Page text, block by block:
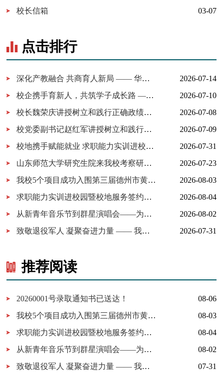
校长信箱 03-07
点击排行
深化产教融合 共商育人新局 —— 华为技术有限公司一行来我校考察...
2026-07-14
校企携手育新人，共筑学子成长路 ——百胜中国山东分公司来校交...
2026-07-10
校长魏荣庆讲授树立和践行正确政绩观学习教育专题党课
2026-07-08
校党委副书记赵红军讲授树立和践行正确政绩观学习教育专题党课
2026-07-09
校地携手赋能就业 求职能力实训进校园暨校地服务签约仪式在我校...
2026-07-31
山东师范大学研究生院来我校考察研究生实习实践基地建设
2026-07-23
我校5个项目成功入围第三届德州市黄炎培职业教育创新创业大赛决...
2026-08-03
求职能力实训进校园暨校地服务签约仪式在我校举行
2026-08-04
从新青年音乐节到群星演唱会——为什么又是德工？
2026-08-02
致敬退役军人 凝聚奋进力量 —— 我校开展 “八一建军节” 拥军茶...
2026-07-31
推荐阅读
20260001号录取通知书已送达！
08-06
我校5个项目成功入围第三届德州市黄炎培职业教育创新创业大赛决赛
08-03
求职能力实训进校园暨校地服务签约仪式在我校举行
08-04
从新青年音乐节到群星演唱会——为什么又是德工？
08-02
致敬退役军人 凝聚奋进力量 —— 我校开展 “八一建军节” 拥军茶话会
07-31